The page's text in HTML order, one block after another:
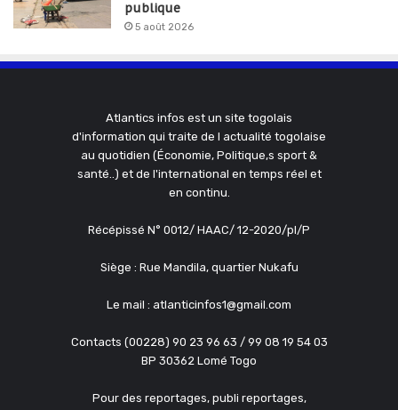
publique
5 août 2026
Atlantics infos est un site togolais
d'information qui traite de l actualité togolaise
au quotidien (Économie, Politique,s sport &
santé..) et de l'international en temps réel et
en continu.
Récépissé N° 0012/ HAAC/ 12-2020/pl/P
Siège : Rue Mandila, quartier Nukafu
Le mail : atlanticinfos1@gmail.com
Contacts (00228) 90 23 96 63 / 99 08 19 54 03
BP 30362 Lomé Togo
Pour des reportages, publi reportages,